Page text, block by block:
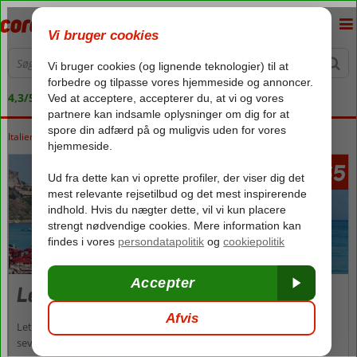
4,3/5 på Trustpilot
Forside
Italien Sicilien Sicilien Letojanni
fra 10165
Letojanni
Letojanni er et godt valg for dig, der leder efter en rolig ferie med
seværdigheder i nærheden. Byen ligger nord for Taormina og